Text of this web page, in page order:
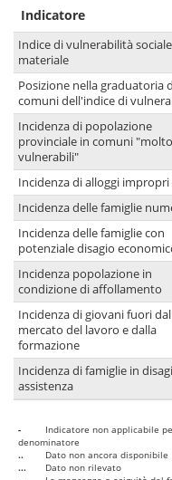
Indicatore
Indice di vulnerabilità
materiale
Posizione nella graduatoria
comuni dell'indice di
Incidenza di popolazione
provinciale in comuni "molto
vulnerabili"
Incidenza di alloggi impropri
Incidenza delle famiglie
Incidenza delle famiglie con
potenziale disagio
Incidenza popolazione in
condizione di affollamento
Incidenza di giovani fuori dal
mercato del lavoro e dalla
formazione
Incidenza di famiglie in
assistenza
-
Indicatore non applicabile
denominatore
..
Dato non ancora disponibile
...
Dato non rilevato